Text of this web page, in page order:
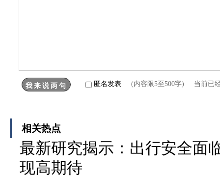
匿名发表 (内容限5至500字) 当前已
相关热点
最新研究揭示：出行安全面
现高期待